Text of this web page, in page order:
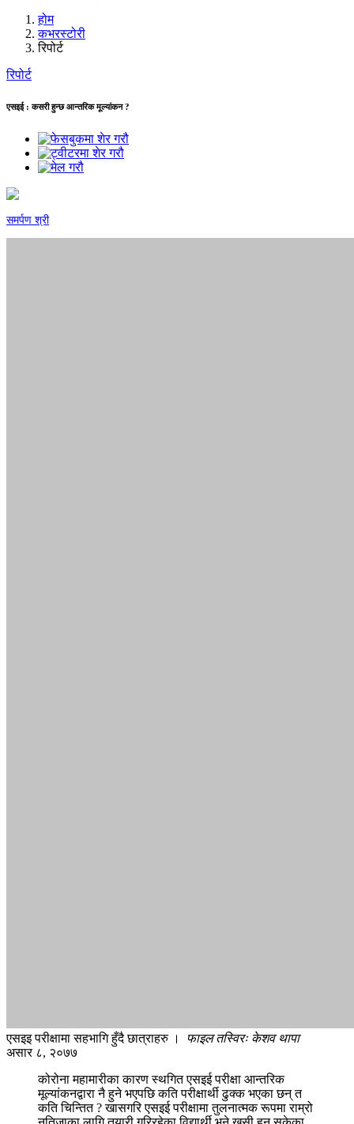
होम
कभरस्टोरी
रिपोर्ट
रिपोर्ट
एसइई : कसरी हुन्छ आन्तरिक मूल्यांकन ?
समर्पण श्री
एसइइ परीक्षामा सहभागि हुँदै छात्राहरु ।
फाइल तस्विरः केशव थापा
असार ८, २०७७
कोरोना महामारीका कारण स्थगित एसइई परीक्षा आन्तरिक
मूल्यांकनद्वारा नै हुने भएपछि कति परीक्षार्थी ढुक्क भएका छन् त
कति चिन्तित ? खासगरि एसइई परीक्षामा तुलनात्मक रूपमा राम्रो